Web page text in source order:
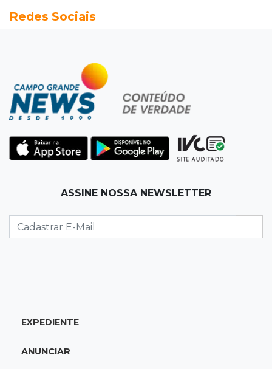
Assembleia e Câmara farão audiência sobre
Rapaz é executado a tiros após apostar R$ 31
mil em jogo de sinuca
Procurada: Juju fugiu no bairro Tiradentes no
domingo de manhã
Operação Lívia
"escrava virtual", diz delegada
10:53Tentativa de feminicídio
afirma vítima durante júri do ex
Redes Sociais
ASSINE NOSSA NEWSLETTER
EXPEDIENTE
ANUNCIAR